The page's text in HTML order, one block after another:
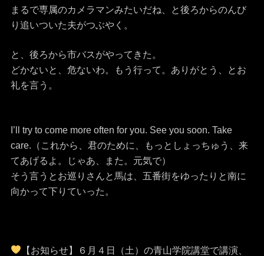
まるで専属のカメラマンみたいだね、と後ろからのんび
り追いついた夫がつぶやく。
と、後ろから市バスがやってきた。
どかないと、危ないわ。もう行って。ありがとう、とお
礼を言う。
I’ll try to come more often for you. See you soon. Take
care.（これから、君のために、もっとしょっちゅう、来
てあげるよ。じゃあ、また。元気で）
そう言うとお巡りさんと馬は、五番街をゆったりと南に
向かって下りていった。
【お知らせ】６月４日（土）の青山学院講堂で講演、